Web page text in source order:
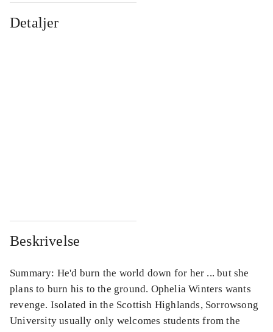
Detaljer
Beskrivelse
Summary: He'd burn the world down for her ... but she
plans to burn his to the ground. Ophelia Winters wants
revenge. Isolated in the Scottish Highlands, Sorrowsong
University usually only welcomes students from the